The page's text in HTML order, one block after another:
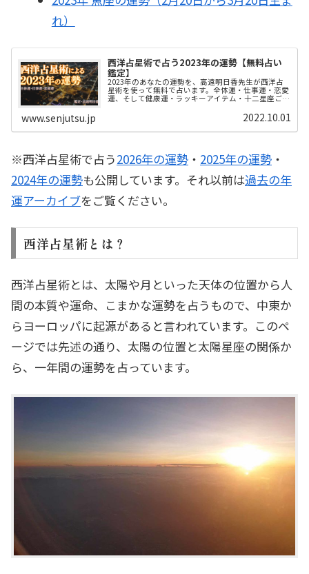
れ）
西洋占星術で占う2023年の運勢【無料占い
鑑定】
2023年のあなたの運勢を、高遠明日香先生が西洋占
星術を使って無料で占います。全体運・仕事運・恋愛
運、そして健康運・ラッキーアイテム・十二星座ごと
www.senjutsu.jp 2022.10.01
※西洋占星術で占う2026年の運勢 ・ 2025年の運勢 ・
2024年の運勢も公開しています。それ以前は過去の年
運アーカイブをご覧ください。
西洋占星術とは？
西洋占星術とは、太陽や月といった天体の位置から人
間の本質や運命、こまかな運勢を占うもので、中東か
らヨーロッパに起源があると言われています。このペ
ージでは先述の通り、太陽の位置と太陽星座の関係か
ら、一年間の運勢を占っています。